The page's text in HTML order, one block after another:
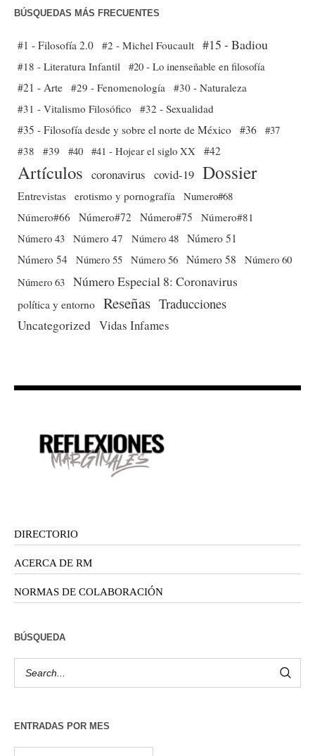
BÚSQUEDAS MÁS FRECUENTES
#1 - Filosofía 2.0 #2 - Michel Foucault #15 - Badiou
#18 - Literatura Infantil #20 - Lo inenseñable en filosofía
#21 - Arte #29 - Fenomenología
#30 - Naturaleza
#31 - Vitalismo Filosófico
#32 - Sexualidad
#35 - Filosofía desde y sobre el norte de México #36 #37
#38
#39 #40 #41 - Hojear el siglo XX #42
Artículos coronavirus covid-19 Dossier
Entrevistas erotismo y pornografía
Numero#68
Número#66
Número#72 Número#75
Número#81
Número 43 Número 47 Número 48 Número 51
Número 54 Número 55 Número 56 Número 58
Número 60
Número 63 Número Especial 8: Coronavirus
política y entorno Reseñas Traducciones
Uncategorized Vidas Infames
DIRECTORIO
ACERCA DE RM
NORMAS DE COLABORACIÓN
BÚSQUEDA
ENTRADAS POR MES